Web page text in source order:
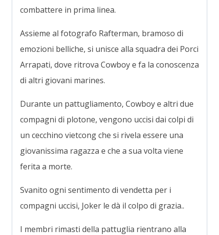
combattere in prima linea.
Assieme al fotografo Rafterman, bramoso di
emozioni belliche, si unisce alla squadra dei Porci
Arrapati, dove ritrova Cowboy e fa la conoscenza
di altri giovani marines.
Durante un pattugliamento, Cowboy e altri due
compagni di plotone, vengono uccisi dai colpi di
un cecchino vietcong che si rivela essere una
giovanissima ragazza e che a sua volta viene
ferita a morte.
Svanito ogni sentimento di vendetta per i
compagni uccisi, Joker le dà il colpo di grazia..
I membri rimasti della pattuglia rientrano alla